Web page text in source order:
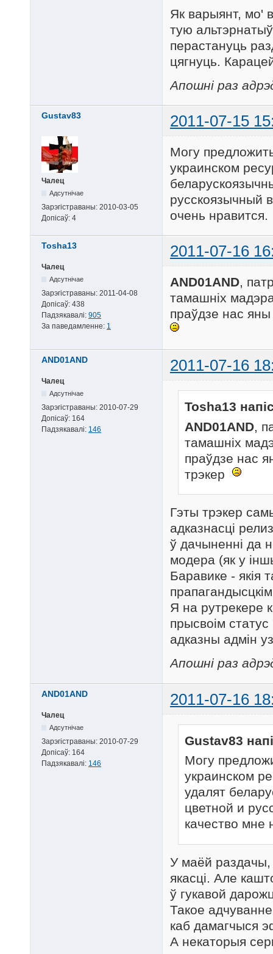
Як варыянт, мо'
тую
перастануць
цягнуць.
Апошні раз
Gustav83 2011-07-15
Чалец
Адсутнічае
Зарэгістраваны: 2010-03-05
Допісаў: 4
Могу
украинском
русскоязычный
очень нравится.
Tosha13 2011-07-16
Чалец
Адсутнічае
Зарэгістраваны: 2011-04-08
Допісаў: 438
Падзякавалі: 905
За паведамленне: 1
AND01AND,
тамашніх
праўдзе нас
AND01AND 2011-07-16
Чалец
Адсутнічае
Зарэгістраваны: 2010-07-29
Допісаў: 164
Падзякавалі: 146
Tosha13
AND01AND,
тамашніх
праўдзе нас
трэкер
Гэты трэкер
адказнасці
ў дачыненні да
модера (як у
Баравике - якія
Я на рутрекере
прысвоім статус
адказны адмін
Апошні раз
AND01AND 2011-07-16
Чалец
Адсутнічае
Зарэгістраваны: 2010-07-29
Допісаў: 164
Падзякавалі: 146
Gustav83
Могу
украинском
удалят
цветной и
качество мне
У маёй раздачы,
якасці. Але
ў гукавой
Такое
каб дамагчыся
А некаторыя